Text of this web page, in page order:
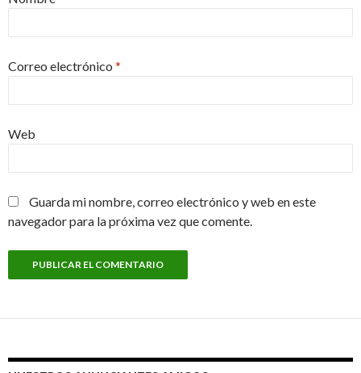
Correo electrónico *
Web
Guarda mi nombre, correo electrónico y web en este
navegador para la próxima vez que comente.